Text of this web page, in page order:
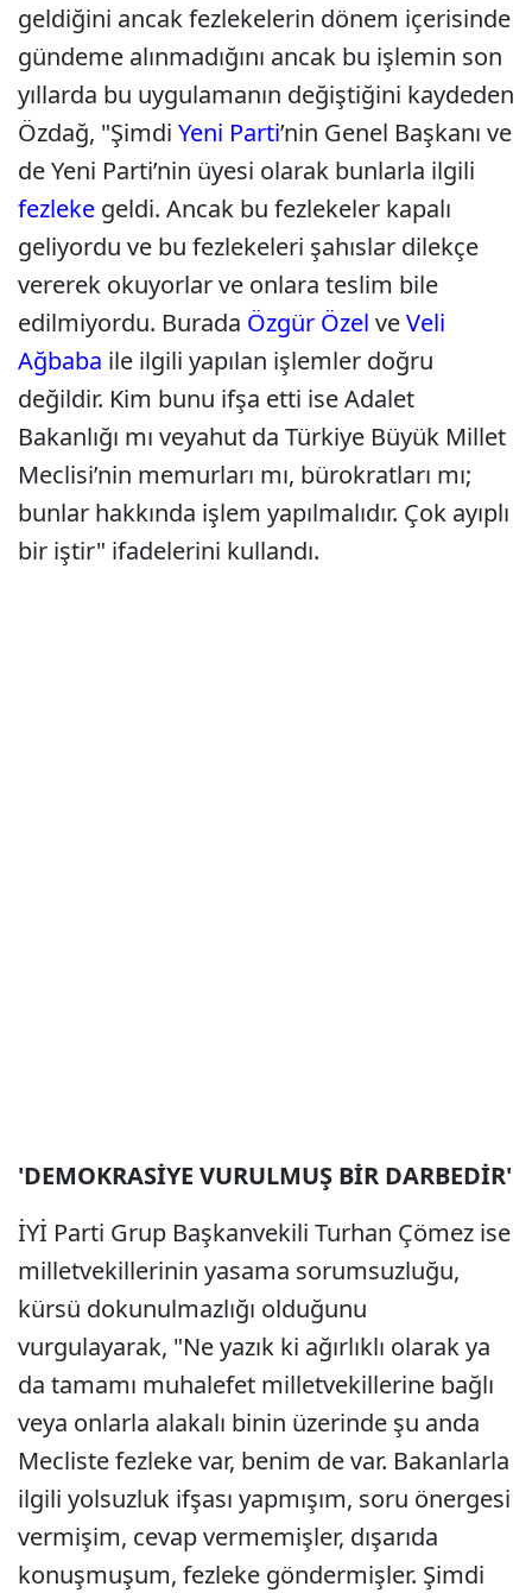
geldiğini ancak fezlekelerin dönem içerisinde
gündeme alınmadığını ancak bu işlemin son
yıllarda bu uygulamanın değiştiğini kaydeden
Özdağ, "Şimdi Yeni Parti’nin Genel Başkanı ve
de Yeni Parti’nin üyesi olarak bunlarla ilgili
fezleke geldi. Ancak bu fezlekeler kapalı
geliyordu ve bu fezlekeleri şahıslar dilekçe
vererek okuyorlar ve onlara teslim bile
edilmiyordu. Burada Özgür Özel veVeli
Ağbaba ile ilgili yapılan işlemler doğru
değildir. Kim bunu ifşa etti ise Adalet
Bakanlığı mı veyahut da Türkiye Büyük Millet
Meclisi’nin memurları mı, bürokratları mı;
bunlar hakkında işlem yapılmalıdır. Çok ayıplı
bir iştir" ifadelerini kullandı.
'DEMOKRASİYE VURULMUŞ BİR DARBEDİR'
İYİ Parti Grup Başkanvekili Turhan Çömez ise
milletvekillerinin yasama sorumsuzluğu,
kürsü dokunulmazlığı olduğunu
vurgulayarak, "Ne yazık ki ağırlıklı olarak ya
da tamamı muhalefet milletvekillerine bağlı
veya onlarla alakalı binin üzerinde şu anda
Mecliste fezleke var, benim de var. Bakanlarla
ilgili yolsuzluk ifşası yapmışım, soru önergesi
vermişim, cevap vermemişler, dışarıda
konuşmuşum, fezleke göndermişler. Şimdi